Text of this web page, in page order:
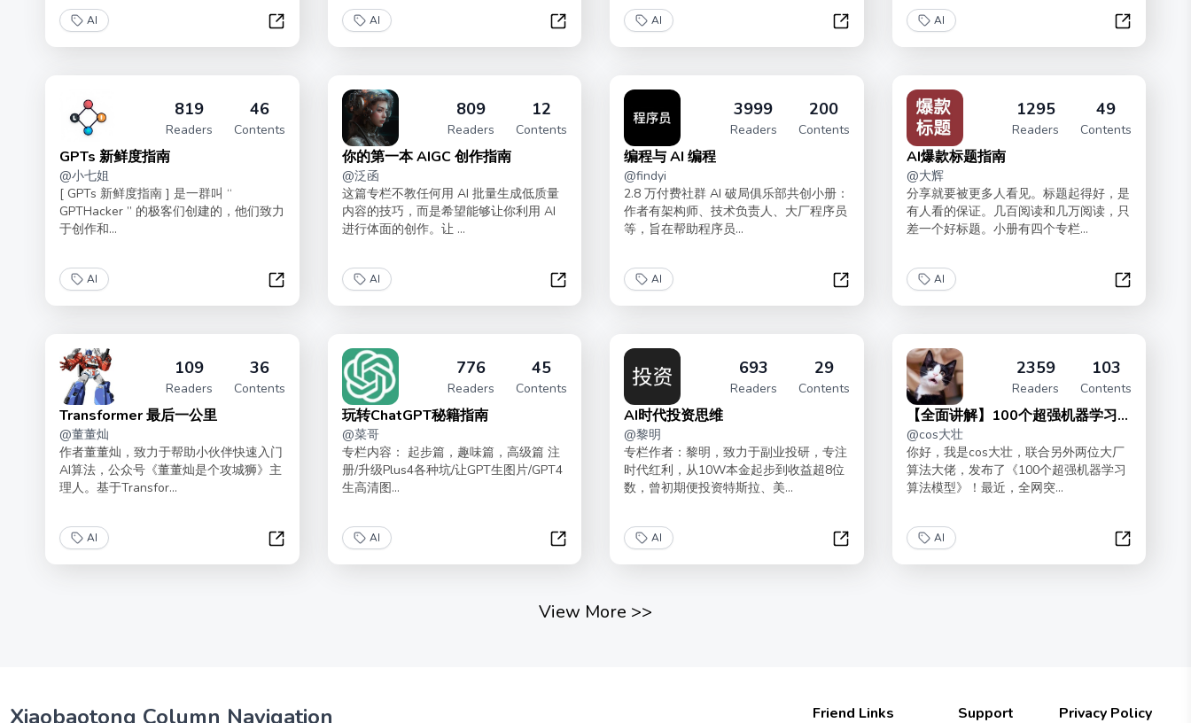
AI
AI电商从入门到赚钱
AI
AI 助手入门手册
AI
大模型应用开发 | API 实操
AI
AI+公众号
819
Readers
46
Contents
GPTs 新鲜度指南
@小七姐
[ GPTs 新鲜度指南 ] 是一群叫 “
GPTHacker ” 的极客们创建的，他们致力
于创作和...
AI
GPTs 新鲜度指南
809
Readers
12
Contents
你的第一本 AIGC 创作指南
@泛函
这篇专栏不教任何用 AI 批量生成低质量
内容的技巧，而是希望能够让你利用 AI
进行体面的创作。让 ...
AI
你的第一本 AIGC 创作指南
3999
Readers
200
Contents
编程与 AI 编程
@findyi
2.8 万付费社群 AI 破局俱乐部共创小册：
作者有架构师、技术负责人、大厂程序员
等，旨在帮助程序员...
AI
编程与 AI 编程
1295
Readers
49
Contents
AI爆款标题指南
@大辉
分享就要被更多人看见。标题起得好，是
有人看的保证。几百阅读和几万阅读，只
差一个好标题。小册有四个专栏...
AI
AI爆款标题
109
Readers
36
Contents
Transformer 最后一公里
@董董灿
作者董董灿，致力于帮助小伙伴快速入门
AI算法，公众号《董董灿是个攻城狮》主
理人。基于Transfor...
AI
Transformer 最后一公里
776
Readers
45
Contents
玩转ChatGPT秘籍指南
@菜哥
专栏内容： 起步篇，趣味篇，高级篇 注
册/升级Plus4各种坑/让GPT生图片/GPT4
生高清图...
AI
玩转ChatGPT秘籍指南
693
Readers
29
Contents
AI时代投资思维
@黎明
专栏作者：黎明，致力于副业投研，专注
时代红利，从10W本金起步到收益超8位
数，曾初期便投资特斯拉、美...
AI
AI时代投资思维
2359
Readers
103
Contents
【全面讲解】100个超强机器学习模
型
@cos大壮
你好，我是cos大壮，联合另外两位大厂
算法大佬，发布了《100个超强机器学习
算法模型》！最近，全网突...
AI
【全面讲
View More >>
Xiaobaotong Column Navigation Friend Links Support Privacy Policy